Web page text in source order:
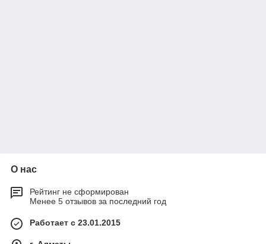
О нас
Рейтинг не сформирован
Менее 5 отзывов за последний год
Работает с 23.01.2015